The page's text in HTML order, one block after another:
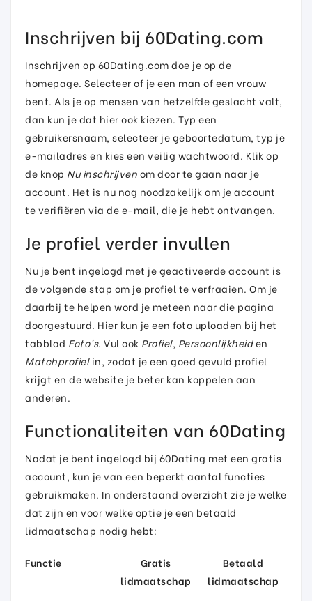
Inschrijven bij 60Dating.com
Inschrijven op 60Dating.com doe je op de
homepage. Selecteer of je een man of een vrouw
bent. Als je op mensen van hetzelfde geslacht valt,
dan kun je dat hier ook kiezen. Typ een
gebruikersnaam, selecteer je geboortedatum, typ je
e-mailadres en kies een veilig wachtwoord. Klik op
de knop Nu inschrijvenom door te gaan naar je
account. Het is nu nog noodzakelijk om je account
te verifiëren via de e-mail, die je hebt ontvangen.
Je profiel verder invullen
Nu je bent ingelogd met je geactiveerde account is
de volgende stap om je profiel te verfraaien. Om je
daarbij te helpen word je meteen naar die pagina
doorgestuurd. Hier kun je een foto uploaden bij het
tabblad Foto's. Vul ook Profiel, Persoonlijkheiden
Matchprofielin, zodat je een goed gevuld profiel
krijgt en de website je beter kan koppelen aan
anderen.
Functionaliteiten van 60Dating
Nadat je bent ingelogd bij 60Dating met een gratis
account, kun je van een beperkt aantal functies
gebruikmaken. In onderstaand overzicht zie je welke
dat zijn en voor welke optie je een betaald
lidmaatschap nodig hebt:
Functie
Gratis
lidmaatschap
Betaald
lidmaatschap